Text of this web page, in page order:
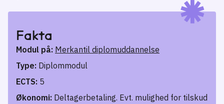
Fakta
Modul på: Merkantil diplomuddannelse
Type: Diplommodul
ECTS: 5
Økonomi: Deltagerbetaling. Evt. mulighed for tilskud